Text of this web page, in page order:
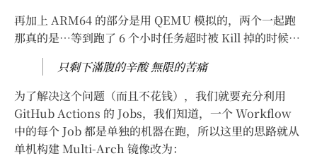
再加上 ARM64 的部分是用 QEMU 模拟的，两个一起跑
那真的是…等到跑了 6 个小时任务超时被 Kill 掉的时候…
只剩下滿腹的辛酸 無限的苦痛
为了解决这个问题（而且不花钱），我们就要充分利用
GitHub Actions 的 Jobs，我们知道，一个 Workflow
中的每个 Job 都是单独的机器在跑，所以这里的思路就从
单机构建 Multi-Arch 镜像改为：